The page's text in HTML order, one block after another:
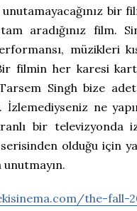
bir
aradığınız film.
müzikleri
filmin her karesi
Singh bize
İzlemediyseniz ne
bir televizyonda
olduğu için
unutmayın.
the-fall-